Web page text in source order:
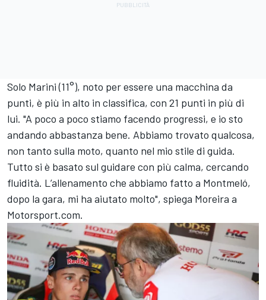
Solo Marini (11°), noto per essere una macchina da
punti, è più in alto in classifica, con 21 punti in più di
lui. "A poco a poco stiamo facendo progressi, e io sto
andando abbastanza bene. Abbiamo trovato qualcosa,
non tanto sulla moto, quanto nel mio stile di guida.
Tutto si è basato sul guidare con più calma, cercando
fluidità. L’allenamento che abbiamo fatto a Montmeló,
dopo la gara, mi ha aiutato molto", spiega Moreira a
Motorsport.com.